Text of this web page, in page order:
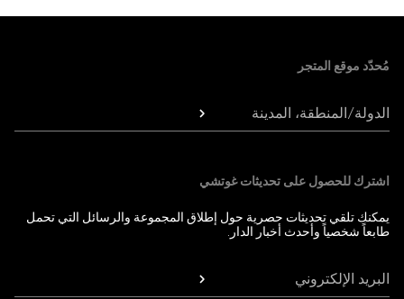
مُحدّد موقع المتجر
الدولة/المنطقة، المدينة
اشترك للحصول على تحديثات غوتشي
يمكنك تلقي تحديثات حصرية حول إطلاق المجموعة والرسائل التي تحمل
طابعاً شخصياً وأحدث أخبار الدار.
البريد الإلكتروني